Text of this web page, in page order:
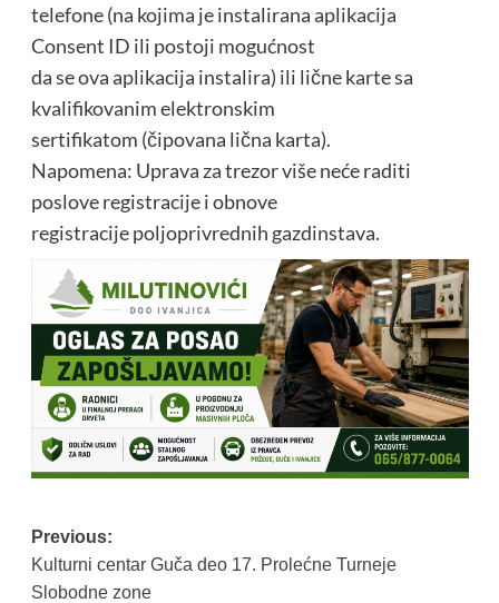
telefone (na kojima je instalirana aplikacija
Consent ID ili postoji mogućnost
da se ova aplikacija instalira) ili lične karte sa
kvalifikovanim elektronskim
sertifikatom (čipovana lična karta).
Napomena: Uprava za trezor više neće raditi
poslove registracije i obnove
registracije poljoprivrednih gazdinstava.
Post
navigation
Previous:
Kulturni centar Guča deo 17. Prolećne Turneje
Slobodne zone